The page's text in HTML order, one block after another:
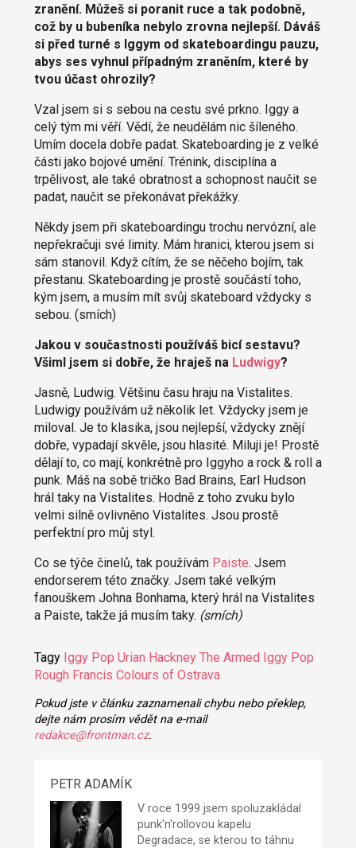
zranění. Můžeš si poranit ruce a tak podobně,
což by u bubeníka nebylo zrovna nejlepší. Dáváš
si před turné s Iggym od skateboardingu pauzu,
abys ses vyhnul případným zraněním, které by
tvou účast ohrozily?
Vzal jsem si s sebou na cestu své prkno. Iggy a
celý tým mi věří. Vědí, že neudělám nic šíleného.
Umím docela dobře padat. Skateboarding je z velké
části jako bojové umění. Trénink, disciplína a
trpělivost, ale také obratnost a schopnost naučit se
padat, naučit se překonávat překážky.
Někdy jsem při skateboardingu trochu nervózní, ale
nepřekračuji své limity. Mám hranici, kterou jsem si
sám stanovil. Když cítím, že se něčeho bojím, tak
přestanu. Skateboarding je prostě součástí toho,
kým jsem, a musím mít svůj skateboard vždycky s
sebou. (smích)
Jakou v součastnosti používáš bicí sestavu?
Všiml jsem si dobře, že hraješ na Ludwigy?
Jasně, Ludwig. Většinu času hraju na Vistalites.
Ludwigy používám už několik let. Vždycky jsem je
miloval. Je to klasika, jsou nejlepší, vždycky znějí
dobře, vypadají skvěle, jsou hlasité. Miluji je! Prostě
dělají to, co mají, konkrétně pro Iggyho a rock & roll a
punk. Máš na sobě tričko Bad Brains, Earl Hudson
hrál taky na Vistalites. Hodně z toho zvuku bylo
velmi silně ovlivněno Vistalites. Jsou prostě
perfektní pro můj styl.
Co se týče činelů, tak používám Paiste. Jsem
endorserem této značky. Jsem také velkým
fanouškem Johna Bonhama, který hrál na Vistalites
a Paiste, takže já musím taky. (smích)
Tagy Iggy Pop Urian Hackney The Armed Iggy Pop
Rough Francis Colours of Ostrava
Pokud jste v článku zaznamenali chybu nebo překlep,
dejte nám prosím vědět na e-mail
redakce@frontman.cz.
PETR ADAMÍK
V roce 1999 jsem spoluzakládal
punk'n'rollovou kapelu
Degradace, se kterou to táhnu